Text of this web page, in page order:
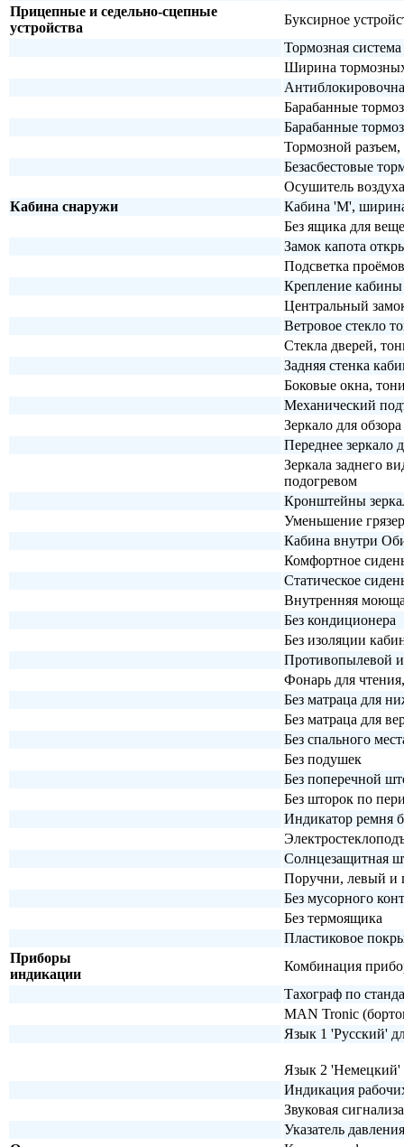
Прицепные и седельно-сцепные
устройства
Буксирное
Тормозная
Ширина
Барабанные
Барабанные
Тормозной
Безасбестовые
Осушитель
Кабина снаружи
Кабина 'M',
Без ящика для
Замок капота
Подсветка
Крепление
Центральный
Ветровое стекло
Стекла дверей,
Задняя стенка
Боковые окна,
Механический
Зеркало для
Переднее зеркало
Зеркала заднего
подогревом
Кронштейны
Уменьшение
Кабина внутри
Комфортное
Статическое
Внутренняя
Без кондиционера
Без изоляции
Противопылевой
Фонарь для
Без матраца для
Без матраца для
Без спального
Без подушек
Без поперечной
Без шторок по
Индикатор ремня
Солнцезащитная
Поручни, левый и
Без мусорного
Без термоящика
Пластиковое
Приборы
индикации
Комбинация
Тахограф по
MAN Tronic
Язык 1 'Русский'
Язык 2 'Немецкий'
Индикация
Звуковая
Указатель